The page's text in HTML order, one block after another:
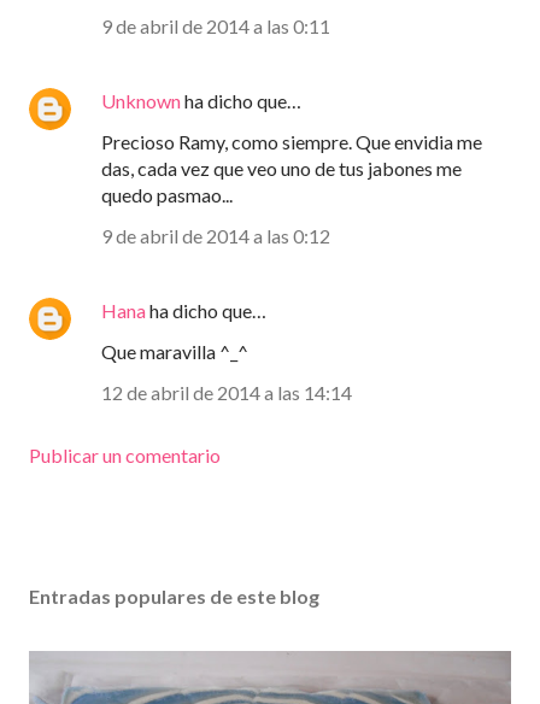
9 de abril de 2014 a las 0:11
Unknownha dicho que…
Precioso Ramy, como siempre. Que envidia me
das, cada vez que veo uno de tus jabones me
quedo pasmao...
9 de abril de 2014 a las 0:12
Hanaha dicho que…
Que maravilla ^_^
12 de abril de 2014 a las 14:14
Publicar un comentario
Entradas populares de este blog